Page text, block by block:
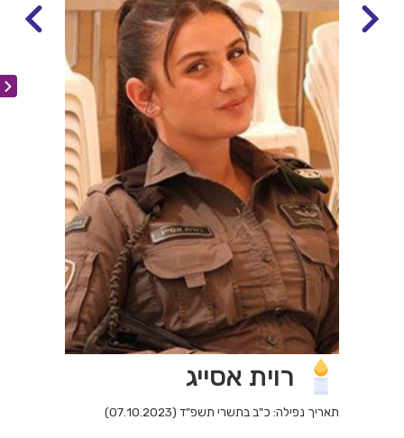
רוית אסייג
תאריך נפילה: כ"ב בתשרי תשפ"ד (07.10.2023)